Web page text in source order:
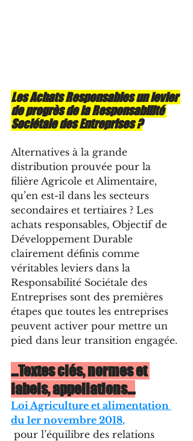
Les Achats Responsables un levier
de progrès de la Responsabilité
Sociétale des Entreprises ?
Alternatives à la grande
distribution prouvée pour la
filière Agricole et Alimentaire,
qu’en est-il dans les secteurs
secondaires et tertiaires ? Les
achats responsables, Objectif de
Développement Durable
clairement définis comme
véritables leviers dans la
Responsabilité Sociétale des
Entreprises sont des premières
étapes que toutes les entreprises
peuvent activer pour mettre un
pied dans leur transition engagée.
...Textes clés, normes et
labels, appellations…
Loi Agriculture et alimentation
du 1er novembre 2018,